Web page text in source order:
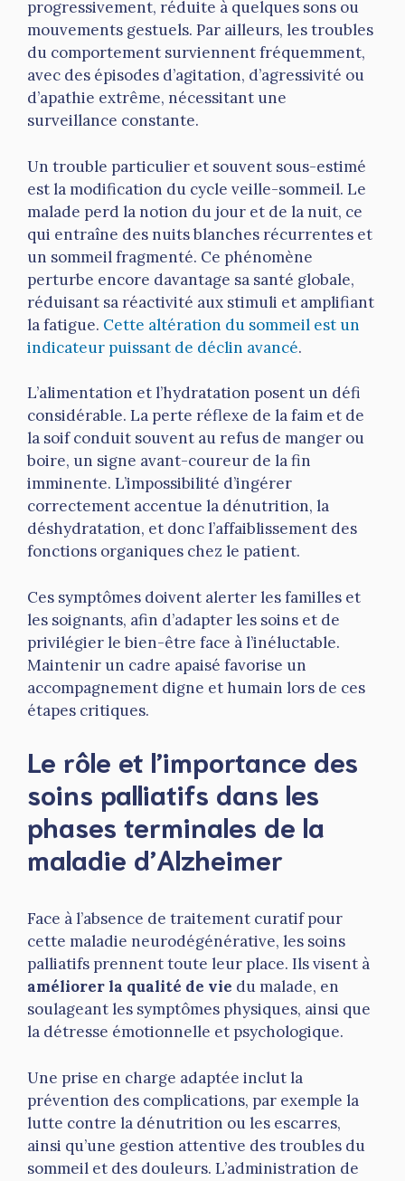
progressivement, réduite à quelques sons ou
mouvements gestuels. Par ailleurs, les troubles
du comportement surviennent fréquemment,
avec des épisodes d’agitation, d’agressivité ou
d’apathie extrême, nécessitant une
surveillance constante.
Un trouble particulier et souvent sous-estimé
est la modification du cycle veille-sommeil. Le
malade perd la notion du jour et de la nuit, ce
qui entraîne des nuits blanches récurrentes et
un sommeil fragmenté. Ce phénomène
perturbe encore davantage sa santé globale,
réduisant sa réactivité aux stimuli et amplifiant
la fatigue. Cette altération du sommeil est un
indicateur puissant de déclin avancé.
L’alimentation et l’hydratation posent un défi
considérable. La perte réflexe de la faim et de
la soif conduit souvent au refus de manger ou
boire, un signe avant-coureur de la fin
imminente. L’impossibilité d’ingérer
correctement accentue la dénutrition, la
déshydratation, et donc l’affaiblissement des
fonctions organiques chez le patient.
Ces symptômes doivent alerter les familles et
les soignants, afin d’adapter les soins et de
privilégier le bien-être face à l’inéluctable.
Maintenir un cadre apaisé favorise un
accompagnement digne et humain lors de ces
étapes critiques.
Le rôle et l’importance des
soins palliatifs dans les
phases terminales de la
maladie d’Alzheimer
Face à l’absence de traitement curatif pour
cette maladie neurodégénérative, les soins
palliatifs prennent toute leur place. Ils visent à
améliorer la qualité de vie du malade, en
soulageant les symptômes physiques, ainsi que
la détresse émotionnelle et psychologique.
Une prise en charge adaptée inclut la
prévention des complications, par exemple la
lutte contre la dénutrition ou les escarres,
ainsi qu’une gestion attentive des troubles du
sommeil et des douleurs. L’administration de